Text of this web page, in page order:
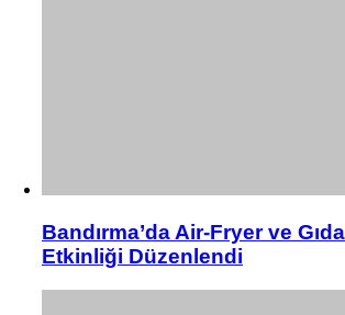
Bandırma’da Air-Fryer ve
Etkinliği Düzenlendi